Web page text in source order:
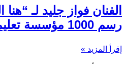
الفنان فواز جليد لـ
رسم 1000 مؤسسة تعليمية”
إقرأ المزيد »